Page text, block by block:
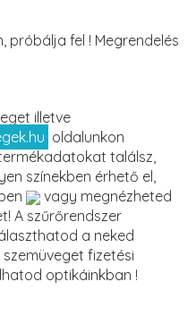
próbálja fel ! Megrendelés
illetve
oldalunkon
találsz,
színekben érhető el,
vagy megnézheted
A szűrőrendszer
a neked
fizetési
optikáinkban !